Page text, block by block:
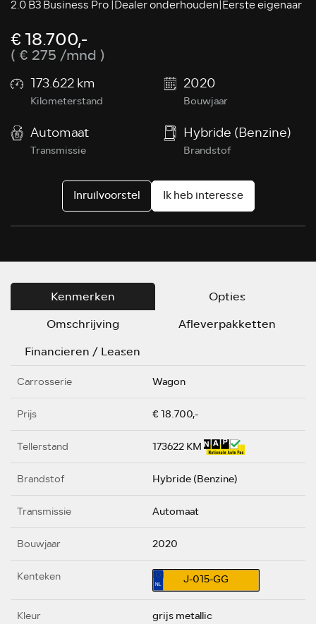
2.0 B3 Business Pro |Dealer onderhouden|Eerste eigenaar
€ 18.700,-
( € 275 /mnd )
173.622 km
Kilometerstand
2020
Bouwjaar
Automaat
Transmissie
Hybride (Benzine)
Brandstof
Inruilvoorstel Ik heb interesse
Kenmerken
Opties
Omschrijving
Afleverpakketten
Financieren / Leasen
Carrosserie Wagon
Prijs € 18.700,-
Tellerstand 173622 KM
Brandstof Hybride (Benzine)
Transmissie Automaat
Bouwjaar 2020
Kenteken J-015-GG
Kleur grijs metallic